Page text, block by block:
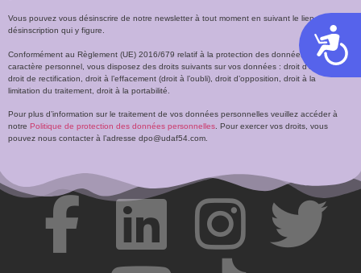
Vous pouvez vous désinscrire de notre newsletter à tout moment en suivant le lien de
désinscription qui y figure.
Conformément au Règlement (UE) 2016/679 relatif à la protection des données à
caractère personnel, vous disposez des droits suivants sur vos données : droit d’accès,
droit de rectification, droit à l’effacement (droit à l’oubli), droit d’opposition, droit à la
limitation du traitement, droit à la portabilité.
Pour plus d’information sur le traitement de vos données personnelles veuillez accéder à
notre Politique de protection des données personnelles . Pour exercer vos droits, vous
pouvez nous contacter à l’adresse dpo@udaf54.com.